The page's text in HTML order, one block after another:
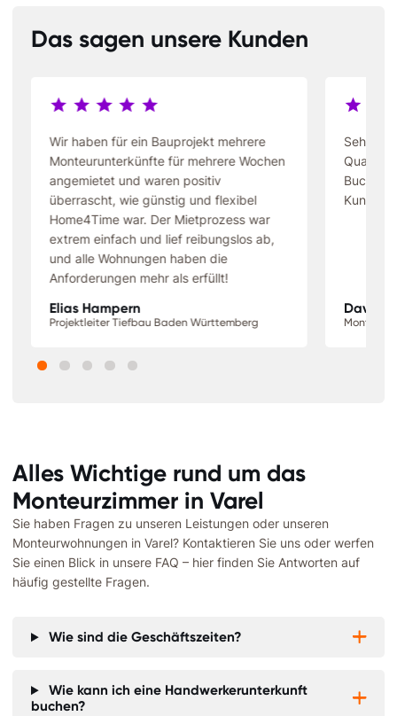
Das sagen unsere Kunden
Wir haben für ein Bauprojekt mehrere
Monteurunterkünfte für mehrere Wochen
angemietet und waren positiv
überrascht, wie günstig und flexibel
Home4Time war. Der Mietprozess war
extrem einfach und lief reibungslos ab,
und alle Wohnungen haben die
Anforderungen mehr als erfüllt!
Elias Hampern
Projektleiter Tiefbau Baden Württemberg
Sehr
Qualität
David
Monteur
Alles Wichtige rund um das
Monteurzimmer in Varel
Sie haben Fragen zu unseren Leistungen oder unseren
Monteurwohnungen in Varel? Kontaktieren Sie uns oder werfen
Sie einen Blick in unsere FAQ – hier finden Sie Antworten auf
häufig gestellte Fragen.
Wie sind die Geschäftszeiten? 

Wie kann ich eine Handwerkerunterkunft
buchen?

